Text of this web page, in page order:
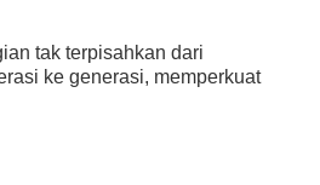
tak terpisahkan dari
ke generasi, memperkuat